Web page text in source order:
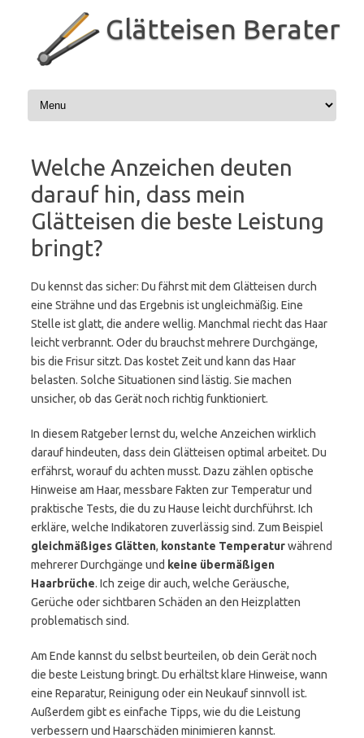
Glätteisen Berater
Welche Anzeichen deuten
darauf hin, dass mein
Glätteisen die beste Leistung
bringt?
Du kennst das sicher: Du fährst mit dem Glätteisen durch
eine Strähne und das Ergebnis ist ungleichmäßig. Eine
Stelle ist glatt, die andere wellig. Manchmal riecht das Haar
leicht verbrannt. Oder du brauchst mehrere Durchgänge,
bis die Frisur sitzt. Das kostet Zeit und kann das Haar
belasten. Solche Situationen sind lästig. Sie machen
unsicher, ob das Gerät noch richtig funktioniert.
In diesem Ratgeber lernst du, welche Anzeichen wirklich
darauf hindeuten, dass dein Glätteisen optimal arbeitet. Du
erfährst, worauf du achten musst. Dazu zählen optische
Hinweise am Haar, messbare Fakten zur Temperatur und
praktische Tests, die du zu Hause leicht durchführst. Ich
erkläre, welche Indikatoren zuverlässig sind. Zum Beispiel
gleichmäßiges Glätten, konstante Temperaturwährend
mehrerer Durchgänge und keine übermäßigen
Haarbrüche. Ich zeige dir auch, welche Geräusche,
Gerüche oder sichtbaren Schäden an den Heizplatten
problematisch sind.
Am Ende kannst du selbst beurteilen, ob dein Gerät noch
die beste Leistung bringt. Du erhältst klare Hinweise, wann
eine Reparatur, Reinigung oder ein Neukauf sinnvoll ist.
Außerdem gibt es einfache Tipps, wie du die Leistung
verbessern und Haarschäden minimieren kannst.